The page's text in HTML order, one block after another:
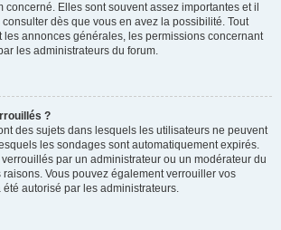
concerné. Elles sont souvent assez importantes et il
dès que vous en avez la possibilité. Tout
les annonces générales, les permissions concernant
les administrateurs du forum.
?
des sujets dans lesquels les utilisateurs ne peuvent
les sondages sont automatiquement expirés.
par un administrateur ou un modérateur du
Vous pouvez également verrouiller vos
autorisé par les administrateurs.